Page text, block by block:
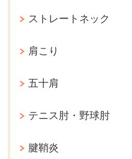
ストレートネック
肩こり
五十肩
テニス肘・野球肘
腱鞘炎